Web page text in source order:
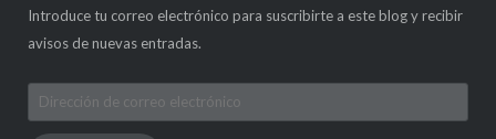
Introduce tu correo electrónico para suscribirte a este blog y recibir
avisos de nuevas entradas.
Dirección
de